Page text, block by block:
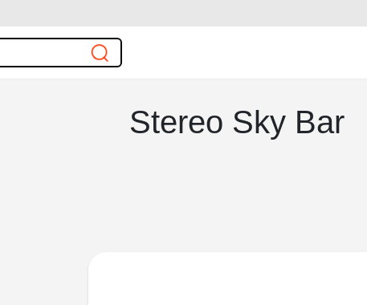
Stereo Sky Bar